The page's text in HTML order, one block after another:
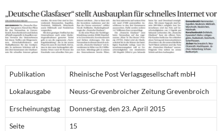
Publikation Rheinische Post Verlagsgesellschaft mbH
Lokalausgabe Neuss-Grevenbroicher Zeitung Grevenbroich
Erscheinungstag Donnerstag, den 23. April 2015
Seite 15